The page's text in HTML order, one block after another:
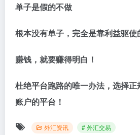
单子是假的不做
根本没有单子，完全是靠利益驱使
赚钱，就要赚得明白！
杜绝平台跑路的唯一办法，选择
账户的平台！
外汇资讯 # 外汇交易